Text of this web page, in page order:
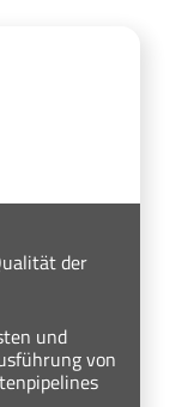
der
und
von